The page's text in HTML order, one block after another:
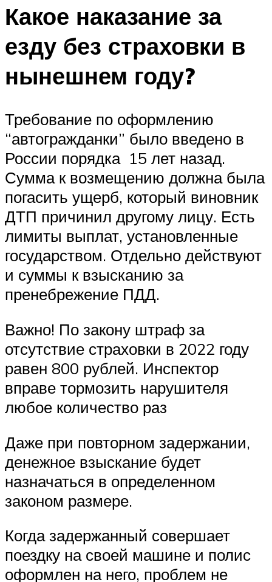
Какое наказание за
езду без страховки в
нынешнем году?
Требование по оформлению
“автогражданки” было введено в
России порядка 15 лет назад.
Сумма к возмещению должна была
погасить ущерб, который виновник
ДТП причинил другому лицу. Есть
лимиты выплат, установленные
государством. Отдельно действуют
и суммы к взысканию за
пренебрежение ПДД.
Важно! По закону штраф за
отсутствие страховки в 2022 году
равен 800 рублей. Инспектор
вправе тормозить нарушителя
любое количество раз
Даже при повторном задержании,
денежное взыскание будет
назначаться в определенном
законом размере.
Когда задержанный совершает
поездку на своей машине и полис
оформлен на него, проблем не